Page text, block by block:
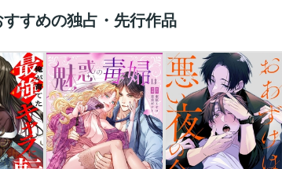
すめの独占・先行作品